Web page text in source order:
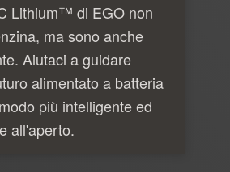
Lithium™ di EGO non
ma sono anche
Aiutaci a guidare
alimentato a batteria
più intelligente ed
all'aperto.